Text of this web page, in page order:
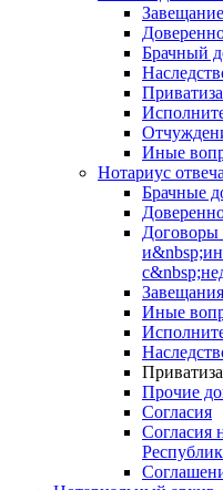
Завещание
Брачный
Иные
Нотариус
Брачные
Договоры
Завещания
Иные
Прочие
Согласия
Согласия